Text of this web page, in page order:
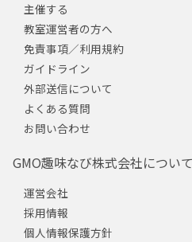
主催する
教室運営者の方へ
免責事項／利用規約
ガイドライン
外部送信について
よくある質問
お問い合わせ
GMO趣味なび株式会社について
運営会社
採用情報
個人情報保護方針